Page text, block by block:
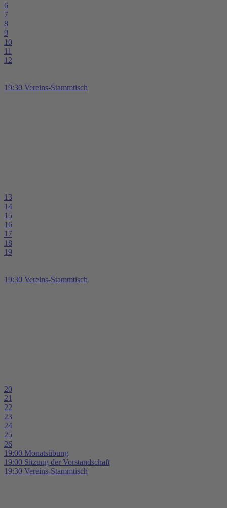
6
7
8
9
10
11
12
19:30 Vereins-Stammtisch
13
14
15
16
17
18
19
19:30 Vereins-Stammtisch
20
21
22
23
24
25
26
19:00 Monatsübung
19:00 Sitzung der Vorstandschaft
19:30 Vereins-Stammtisch